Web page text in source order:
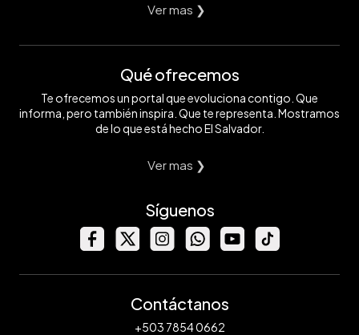
Ver mas ❯
Qué ofrecemos
Te ofrecemos un portal que evoluciona contigo. Que
informa, pero también inspira. Que te representa. Mostramos
de lo que está hecho El Salvador.
Ver mas ❯
Síguenos
Contáctanos
+503 7854 0662